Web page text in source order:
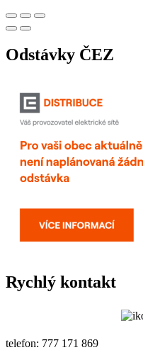
Odstávky ČEZ
Rychlý kontakt
telefon: 777 171 869